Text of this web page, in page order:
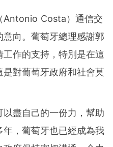
Antonio Costa）通信交
向。葡萄牙總理感謝郭
作的支持，特別是在這
對葡萄牙政府和社會莫
盡自己的一份力，幫助
，葡萄牙也已經成為我